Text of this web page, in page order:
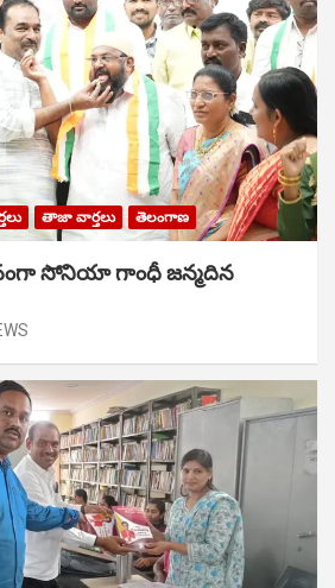
తాజా వార్తలు తెలంగాణ
సోనియా గాంధీ జ‌న్మ‌దిన